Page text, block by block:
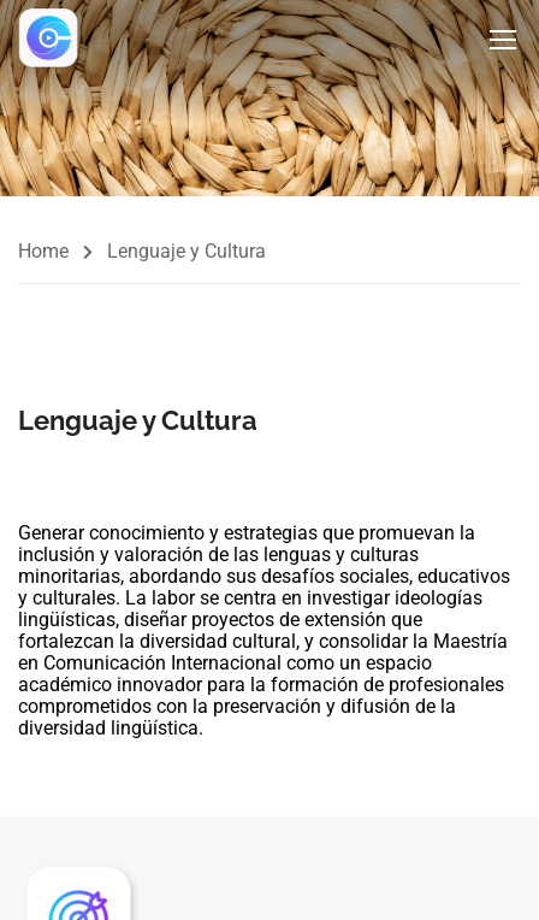
Home Lenguaje y Cultura
Lenguaje y Cultura
Generar conocimiento y estrategias que promuevan la
inclusión y valoración de las lenguas y culturas
minoritarias, abordando sus desafíos sociales, educativos
y culturales. La labor se centra en investigar ideologías
lingüísticas, diseñar proyectos de extensión que
fortalezcan la diversidad cultural, y consolidar la Maestría
en Comunicación Internacional como un espacio
académico innovador para la formación de profesionales
comprometidos con la preservación y difusión de la
diversidad lingüística.